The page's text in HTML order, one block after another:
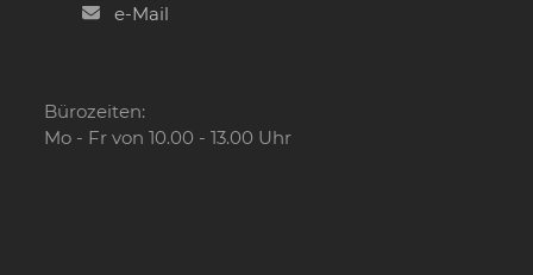
e-Mail
Bürozeiten:
Mo - Fr von 10.00 - 13.00 Uhr